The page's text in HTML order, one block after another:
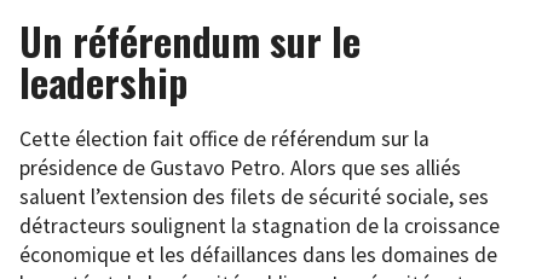
Un référendum sur le
leadership
Cette élection fait office de référendum sur la
présidence de Gustavo Petro. Alors que ses alliés
saluent l’extension des filets de sécurité sociale, ses
détracteurs soulignent la stagnation de la croissance
économique et les défaillances dans les domaines de